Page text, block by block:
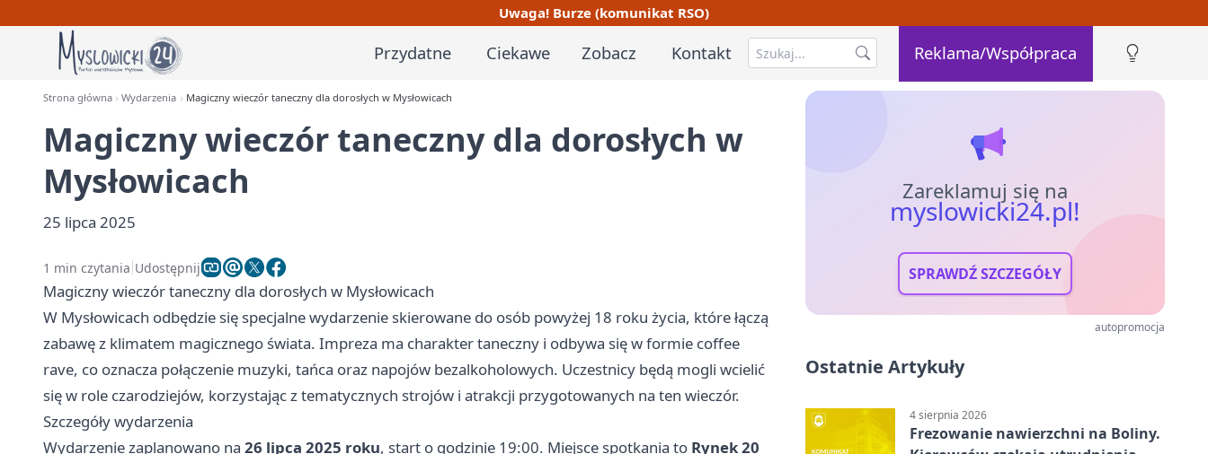
Uwaga! Burze (komunikat RSO)
Przydatne Ciekawe Zobacz Kontakt Reklama/Współpraca
Strona główna Wydarzenia Magiczny wieczór taneczny dla dorosłych w Mysłowicach
Magiczny wieczór taneczny dla dorosłych w
Mysłowicach
25 lipca 2025
1 min czytania Udostępnij
Magiczny wieczór taneczny dla dorosłych w Mysłowicach
W Mysłowicach odbędzie się specjalne wydarzenie skierowane do osób powyżej 18 roku życia, które łączą
zabawę z klimatem magicznego świata. Impreza ma charakter taneczny i odbywa się w formie coffee
rave, co oznacza połączenie muzyki, tańca oraz napojów bezalkoholowych. Uczestnicy będą mogli wcielić
się w role czarodziejów, korzystając z tematycznych strojów i atrakcji przygotowanych na ten wieczór.
Szczegóły wydarzenia
Wydarzenie zaplanowano na 26 lipca 2025 roku, start o godzinie 19:00. Miejsce spotkania to Rynek 20
Zareklamuj się na
myslowicki24.pl!
SPRAWDŹ SZCZEGÓŁY
autopromocja
Ostatnie Artykuły
4 sierpnia 2026
Frezowanie nawierzchni na Boliny.